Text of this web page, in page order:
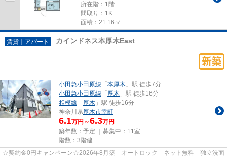
所在階：1階
間取り：1K
面積：21.16㎡
賃貸｜アパート カインドネス本厚木East
小田急小田原線 「本厚木 」駅 徒歩7分
小田急小田原線 「厚木 」駅 徒歩16分
相模線 「厚木 」駅 徒歩16分
神奈川県厚木市幸町
6.1万円～6.3万円
築年数：予定 ｜募集中： 11室
階数：3階建
☆契約金0円キャンペーン☆2026年8月築 オートロック ネット無料 独立洗面